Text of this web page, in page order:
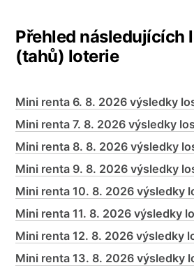
Přehled následujících
(tahů) loterie
Mini renta 6. 8. 2026 výsledky
Mini renta 7. 8. 2026 výsledky
Mini renta 8. 8. 2026 výsledky
Mini renta 9. 8. 2026 výsledky
Mini renta 10. 8. 2026 výsledky
Mini renta 11. 8. 2026 výsledky
Mini renta 12. 8. 2026 výsledky
Mini renta 13. 8. 2026 výsledky